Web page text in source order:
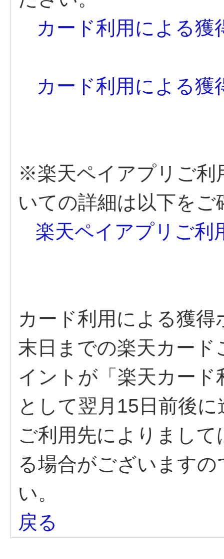
カード利用による
カード利用による
※楽天ペイアプリご利
いての詳細は以下をご
楽天ペイアプリご利
カード利用による獲
末日までの楽天カー
イントが「楽天カー
として翌月15日前後
ご利用先によりまし
る場合がございます
い。
戻る